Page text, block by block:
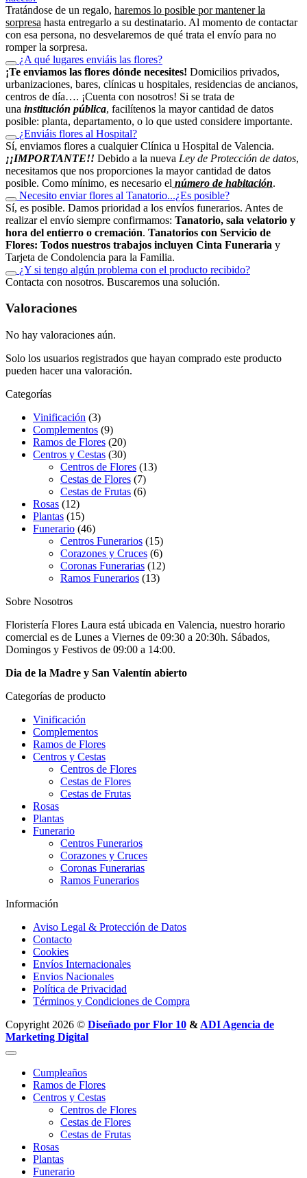
Tratándose de un regalo, haremos lo posible por mantener la
sorpresa hasta entregarlo a su destinatario. Al momento de contactar
con esa persona, no desvelaremos de qué trata el envío para no
romper la sorpresa.
¿A qué lugares enviáis las flores?
¡Te enviamos las flores dónde necesites! Domicilios privados,
urbanizaciones, bares, clínicas u hospitales, residencias de ancianos,
centros de día…. ¡Cuenta con nosotros! Si se trata de
una institución pública, facilítenos la mayor cantidad de datos
posible: planta, departamento, o lo que usted considere importante.
¿Enviáis flores al Hospital?
Sí, enviamos flores a cualquier Clínica u Hospital de Valencia.
¡¡IMPORTANTE!! Debido a la nueva Ley de Protección de datos,
necesitamos que nos proporciones la mayor cantidad de datos
posible. Como mínimo, es necesario el número de habitación.
Necesito enviar flores al Tanatorio...¿Es posible?
Sí, es posible. Damos prioridad a los envíos funerarios. Antes de
realizar el envío siempre confirmamos: Tanatorio, sala velatorio y
hora del entierro o cremación. Tanatorios con Servicio de
Flores: Todos nuestros trabajos incluyen Cinta Funeraria y
Tarjeta de Condolencia para la Familia.
¿Y si tengo algún problema con el producto recibido?
Contacta con nosotros. Buscaremos una solución.
Valoraciones
No hay valoraciones aún.
Solo los usuarios registrados que hayan comprado este producto
pueden hacer una valoración.
Categorías
Vinificación (3)
Complementos (9)
Ramos de Flores (20)
Centros y Cestas (30)
Centros de Flores (13)
Cestas de Flores (7)
Cestas de Frutas (6)
Rosas (12)
Plantas (15)
Funerario (46)
Centros Funerarios (15)
Corazones y Cruces (6)
Coronas Funerarias (12)
Ramos Funerarios (13)
Sobre Nosotros
Floristería Flores Laura está ubicada en Valencia, nuestro horario
comercial es de Lunes a Viernes de 09:30 a 20:30h. Sábados,
Domingos y Festivos de 09:00 a 14:00.
Dia de la Madre y San Valentín abierto
Categorías de producto
Vinificación
Complementos
Ramos de Flores
Centros y Cestas
Centros de Flores
Cestas de Flores
Cestas de Frutas
Rosas
Plantas
Funerario
Centros Funerarios
Corazones y Cruces
Coronas Funerarias
Ramos Funerarios
Información
Aviso Legal & Protección de Datos
Contacto
Cookies
Envíos Internacionales
Envios Nacionales
Política de Privacidad
Términos y Condiciones de Compra
Copyright 2026 © Diseñado por Flor 10 & ADI Agencia de
Marketing Digital
Cumpleaños
Ramos de Flores
Centros y Cestas
Centros de Flores
Cestas de Flores
Cestas de Frutas
Rosas
Plantas
Funerario